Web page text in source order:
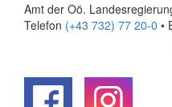
Amt der Oö.
Telefon (+43 732) 77 20-0 •